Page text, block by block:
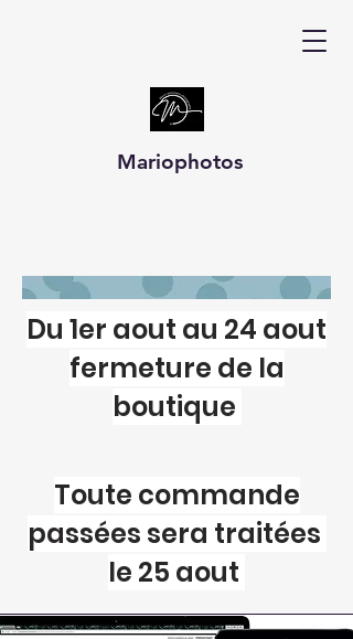
Mariophotos
Du 1er aout au 24 aout
fermeture de la
boutique
Toute commande
passées sera traitées
le 25 aout